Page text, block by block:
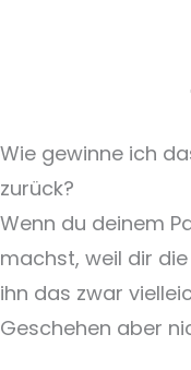
Wie gewinne ich
zurück?
Wenn du deinem
machst, weil dir
ihn das zwar
Geschehen aber